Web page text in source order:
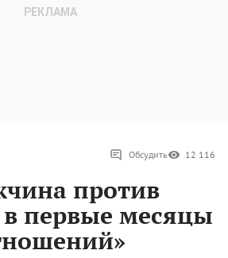
Обсудить 12 116
против
в первые месяцы